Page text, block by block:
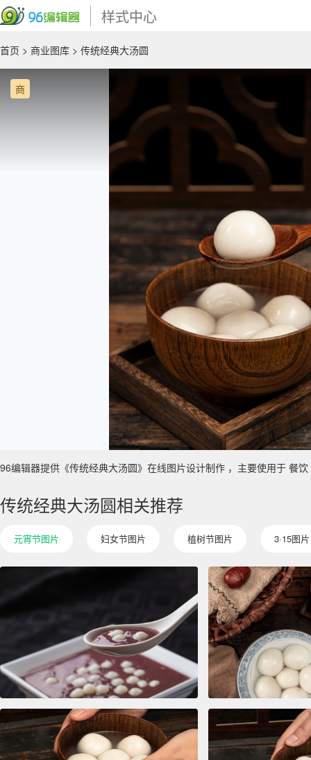
样式中心
首页 > 商业图库 > 传统经典大汤圆
商
96编辑器提供《传统经典大汤圆》在线图片设计制作 ，主要使用于 餐
传统经典大汤圆相关推荐
元宵节图片 妇女节图片 植树节图片 3·15图片